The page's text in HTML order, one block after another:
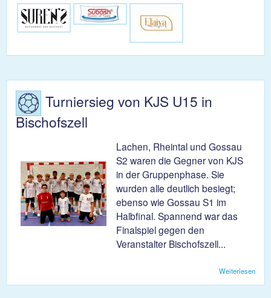
Turniersieg von KJS U15 in
Bischofszell
Lachen, Rheintal und Gossau
S2 waren die Gegner von KJS
in der Gruppenphase. Sie
wurden alle deutlich besiegt;
ebenso wie Gossau S1 im
Halbfinal. Spannend war das
Finalspiel gegen den
Veranstalter Bischofszell...
Weiterlesen